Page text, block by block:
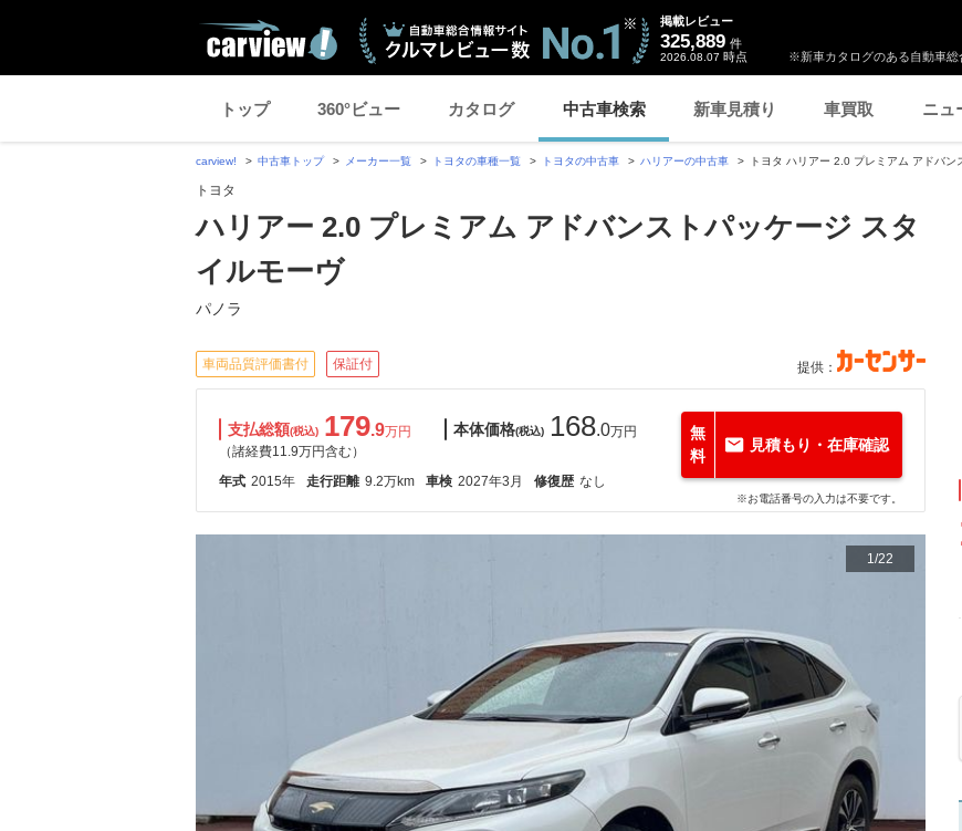
※新車カタログのある自動車総
掲載レビュー
325,889 件
2026.08.07 時点
トップ 360°ビュー カタログ 中古車検索 新車見積り 車買取 ニュ
carview! 中古車トップ メーカー一覧 トヨタの車種一覧 トヨタの中古車 ハリアーの中古車 トヨタ ハリアー 2.0 プレミアム アドバ
トヨタ
ハリアー 2.0 プレミアム アドバンストパッケージ スタ
イルモーヴ
パノラ
車両品質評価書付 保証付 提供：
支払総額(税込) 179.9万円
（諸経費11.9万円含む）
本体価格(税込) 168.0万円
年式 2015年 走行距離 9.2万km 車検 2027年3月 修復歴 なし
無
料
見積もり・在庫確認
※お電話番号の入力は不要です。
1/22